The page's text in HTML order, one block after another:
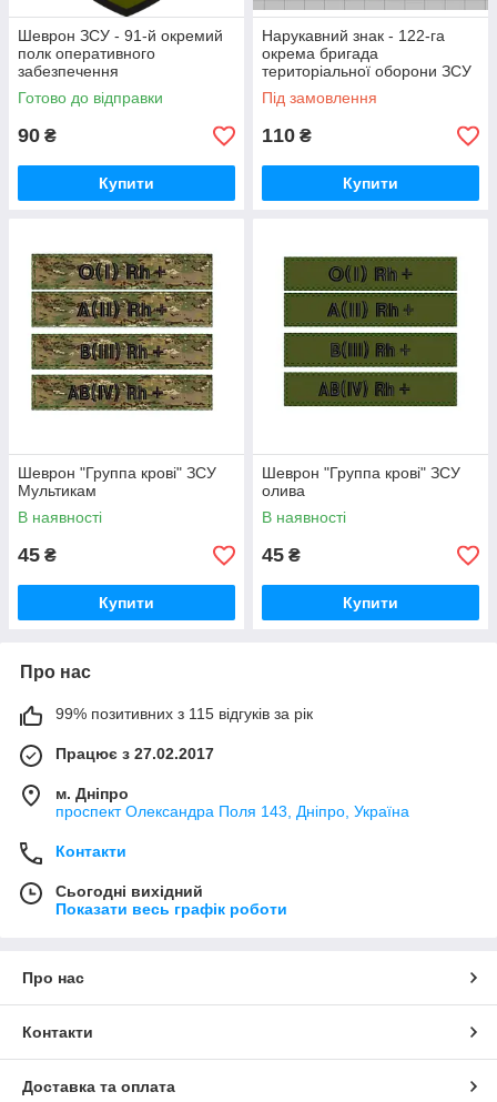
Шеврон ЗСУ - 91-й окремий
полк оперативного
забезпечення
Готово до відправки
90 ₴
Купити
Нарукавний знак - 122-га
окрема бригада
територіальної оборони ЗСУ
Під замовлення
110 ₴
Купити
Шеврон "Группа крові" ЗСУ
Мультикам
В наявності
45 ₴
Купити
Шеврон "Группа крові" ЗСУ
олива
В наявності
45 ₴
Купити
Про нас
99% позитивних з 115 відгуків за рік
Працює з 27.02.2017
м. Дніпро
проспект Олександра Поля 143, Дніпро, Україна
Контакти
Сьогодні вихідний
Показати весь графік роботи
Про нас
Контакти
Доставка та оплата